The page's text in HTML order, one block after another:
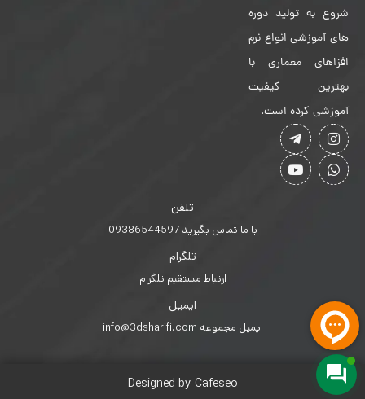
شروع به تولید دوره
های آموزشی انواع نرم
افزاهای معماری با
بهترین کیفیت
آموزشی کرده است.
تلفن
با ما تماس بگیرید 09386544597
تلگرام
ارتباط مستقیم تلگرام
ایمیل
ایمیل مجموعه info@3dsharifi.com
Designed by Cafeseo